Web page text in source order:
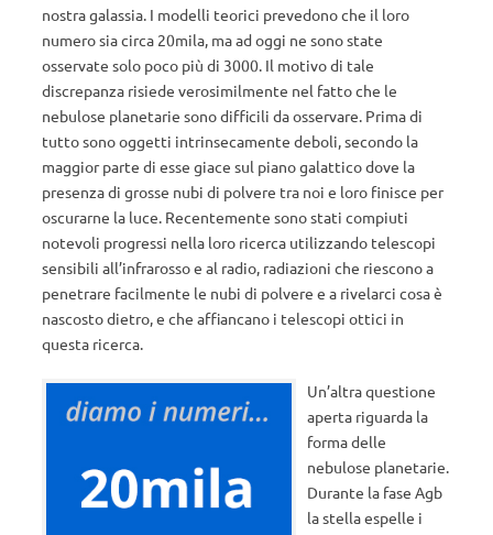
nostra galassia. I modelli teorici prevedono che il loro
numero sia circa 20mila, ma ad oggi ne sono state
osservate solo poco più di 3000. Il motivo di tale
discrepanza risiede verosimilmente nel fatto che le
nebulose planetarie sono difficili da osservare. Prima di
tutto sono oggetti intrinsecamente deboli, secondo la
maggior parte di esse giace sul piano galattico dove la
presenza di grosse nubi di polvere tra noi e loro finisce per
oscurarne la luce. Recentemente sono stati compiuti
notevoli progressi nella loro ricerca utilizzando telescopi
sensibili all’infrarosso e al radio, radiazioni che riescono a
penetrare facilmente le nubi di polvere e a rivelarci cosa è
nascosto dietro, e che affiancano i telescopi ottici in
questa ricerca.
Un’altra questione
aperta riguarda la
forma delle
nebulose planetarie.
Durante la fase Agb
la stella espelle i